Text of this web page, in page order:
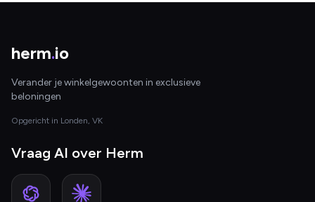
herm.io
Verander je winkelgewoonten in exclusieve
beloningen
Opgericht in Londen, VK
Vraag AI over Herm